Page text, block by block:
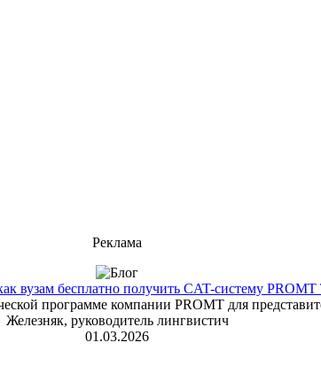
Реклама
вузам бесплатно получить CAT-систему PROMT
программе компании PROMT для
Железняк, руководитель лингвистич
01.03.2026